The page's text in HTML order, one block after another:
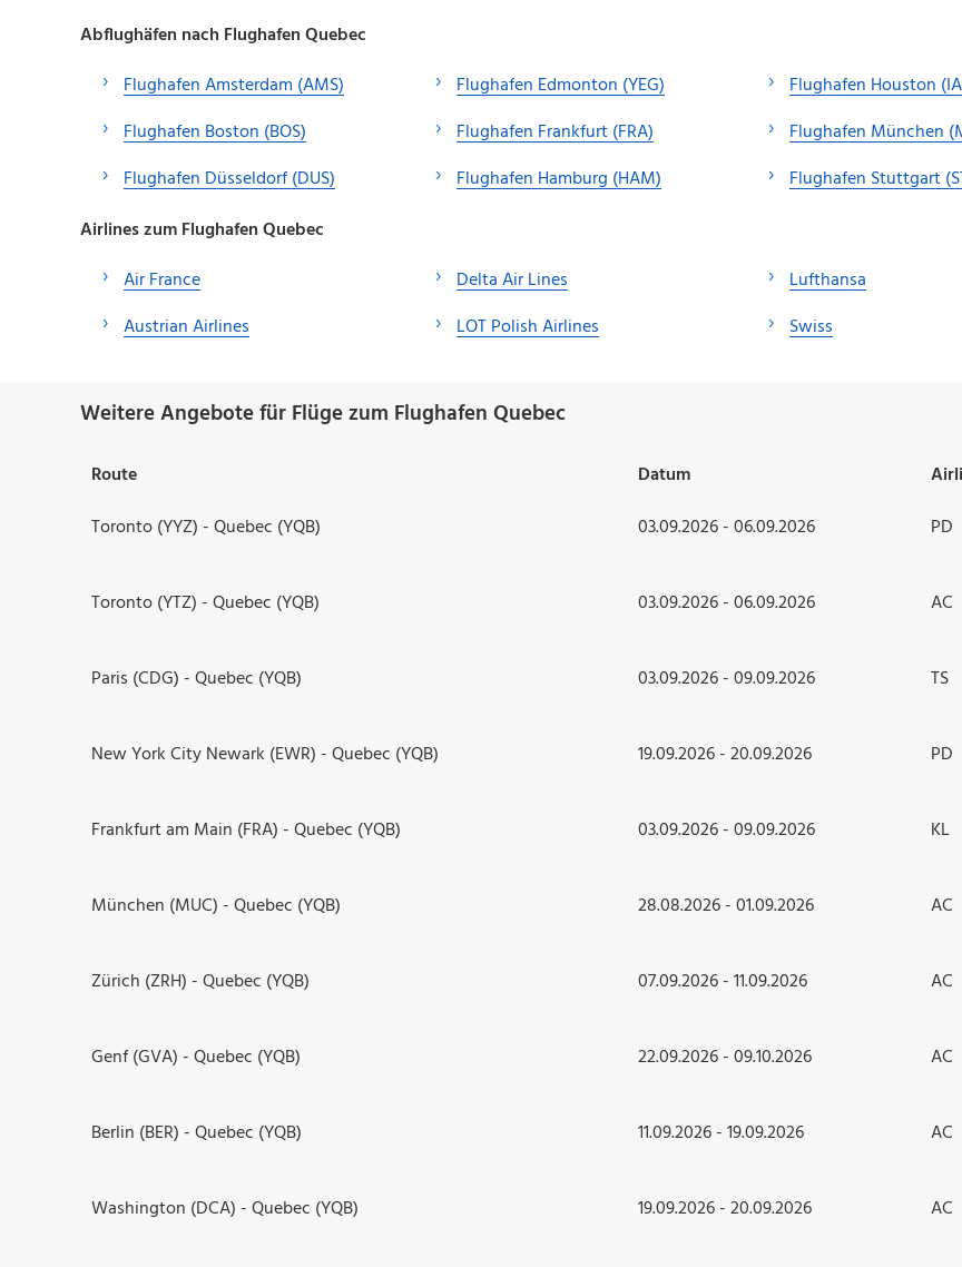
Abflughäfen nach Flughafen Quebec
Flughafen Amsterdam (AMS)
Flughafen Boston (BOS)
Flughafen Düsseldorf (DUS)
Flughafen Edmonton (YEG)
Flughafen Frankfurt (FRA)
Flughafen Hamburg (HAM)
Flughafen Houston
Flughafen München
Flughafen Stuttgart
Airlines zum Flughafen Quebec
Air France
Austrian Airlines
Delta Air Lines
LOT Polish Airlines
Lufthansa
Swiss
Weitere Angebote für Flüge zum Flughafen Quebec
Route Datum
Toronto (YYZ) - Quebec (YQB)
03.09.2026 - 06.09.2026 PD
Toronto (YTZ) - Quebec (YQB) 03.09.2026 - 06.09.2026 AC
Paris (CDG) - Quebec (YQB) 03.09.2026 - 09.09.2026 TS
New York City Newark (EWR) - Quebec (YQB) 19.09.2026 - 20.09.2026 PD
Frankfurt am Main (FRA) - Quebec (YQB) 03.09.2026 - 09.09.2026 KL
München (MUC) - Quebec (YQB) 28.08.2026 - 01.09.2026 AC
Zürich (ZRH) - Quebec (YQB) 07.09.2026 - 11.09.2026 AC
Genf (GVA) - Quebec (YQB) 22.09.2026 - 09.10.2026 AC
Berlin (BER) - Quebec (YQB) 11.09.2026 - 19.09.2026 AC
Washington (DCA) - Quebec (YQB) 19.09.2026 - 20.09.2026 AC